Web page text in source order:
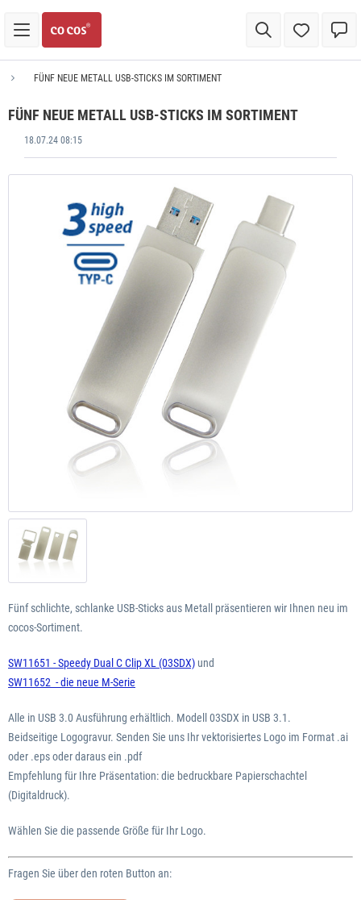
FÜNF NEUE METALL USB-STICKS IM SORTIMENT
FÜNF NEUE METALL USB-STICKS IM SORTIMENT
18.07.24 08:15
Fünf schlichte, schlanke USB-Sticks aus Metall präsentieren wir Ihnen neu im
cocos-Sortiment.
SW11651 - Speedy Dual C Clip XL (03SDX) und
SW11652 - die neue M-Serie
Alle in USB 3.0 Ausführung erhältlich. Modell 03SDX in USB 3.1.
Beidseitige Logogravur. Senden Sie uns Ihr vektorisiertes Logo im Format .ai
oder .eps oder daraus ein .pdf
Empfehlung für Ihre Präsentation: die bedruckbare Papierschachtel
(Digitaldruck).
Wählen Sie die passende Größe für Ihr Logo.
Fragen Sie über den roten Button an: